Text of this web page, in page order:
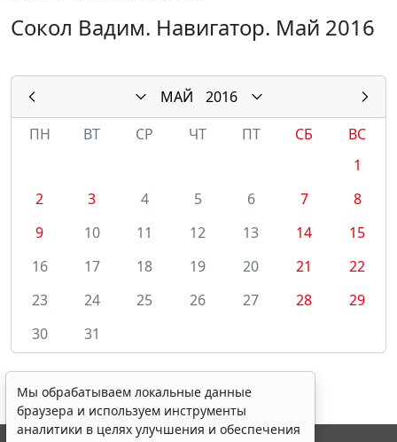
Сокол Вадим. Навигатор. Май 2016
МАЙ
2016
ПН
ВТ СР ЧТ ПТ СБ
ВС
1
2
3 4 5 6 7
8
9
10 11 12 13 14
15
16
17 18 19 20 21
22
23
24 25 26 27 28
29
30
31
Мы обрабатываем локальные данные
браузера и используем инструменты
аналитики в целях улучшения и обеспечения